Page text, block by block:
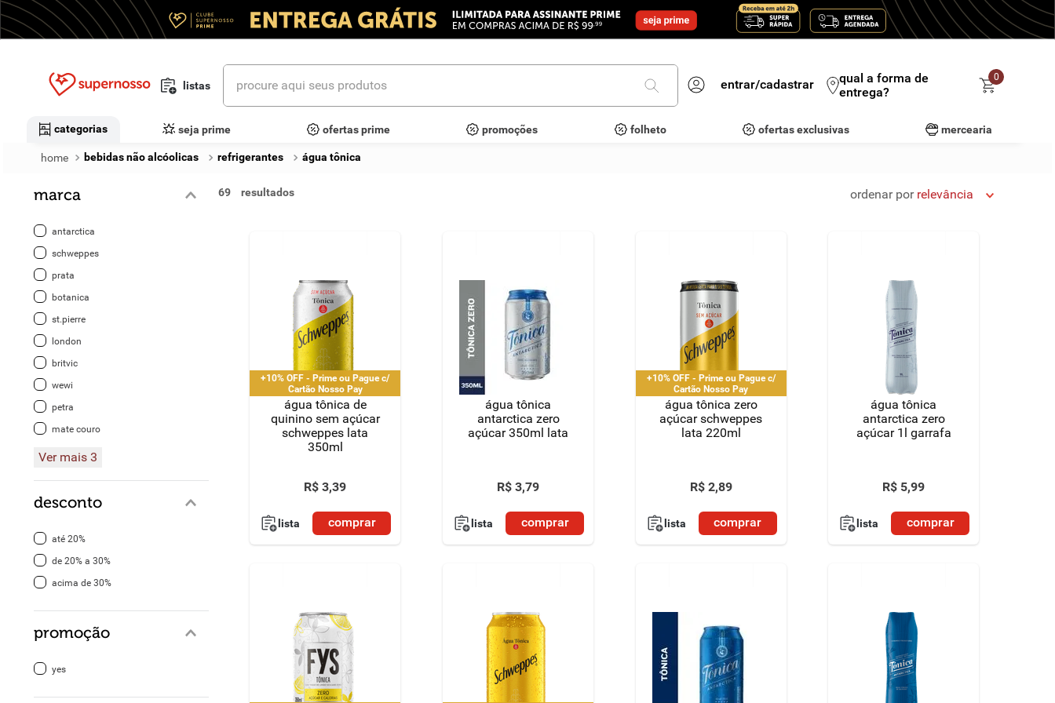
listas
procure aqui seus produtos
entrar/cadastrar
qual a forma de
entrega?
0
categorias seja prime ofertas prime promoções folheto ofertas exclusivas mercearia
bebidas não alcóolicas refrigerantes água tônica
marca
antarctica
schweppes
prata
botanica
st.pierre
london
britvic
wewi
petra
mate couro
Ver mais 3
desconto
até 20%
de 20% a 30%
acima de 30%
promoção
yes
69 ordenar por relevância
+10% OFF - Prime ou Pague c/
Cartão Nosso Pay
água tônica de
quinino sem açúcar
schweppes lata
350ml
R$ 3,39
lista comprar
água tônica
antarctica zero
açúcar 350ml lata
R$ 3,79
lista comprar
+10% OFF - Prime ou Pague c/
Cartão Nosso Pay
água tônica zero
açúcar schweppes
lata 220ml
R$ 2,89
lista comprar
água tônica
antarctica zero
açúcar 1l garrafa
R$ 5,99
lista comprar
termos mais buscados
detergente
macarrão